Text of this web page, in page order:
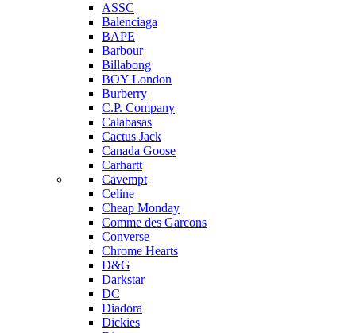
ASSC
Balenciaga
BAPE
Barbour
Billabong
BOY London
Burberry
C.P. Company
Calabasas
Cactus Jack
Canada Goose
Carhartt
Cavempt
Celine
Cheap Monday
Comme des Garcons
Converse
Chrome Hearts
D&G
Darkstar
DC
Diadora
Dickies